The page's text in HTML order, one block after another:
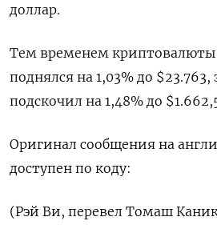
доллар.
Тем временем криптовалюты
поднялся на 1,03% до
подскочил на 1,48% до
Оригинал сообщения на
доступен по коду:
(Рэй Ви, перевел Томаш